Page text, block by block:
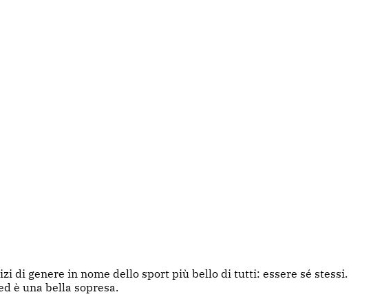
di genere in nome dello sport più bello di tutti: essere sé stessi.
è una bella sopresa.